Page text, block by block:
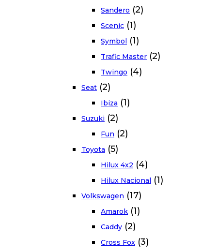
Sandero (2)
Scenic (1)
Symbol (1)
Trafic Master (2)
Twingo (4)
Seat (2)
Ibiza (1)
Suzuki (2)
Fun (2)
Toyota (5)
Hilux 4x2 (4)
Hilux Nacional (1)
Volkswagen (17)
Amarok (1)
Caddy (2)
Cross Fox (3)